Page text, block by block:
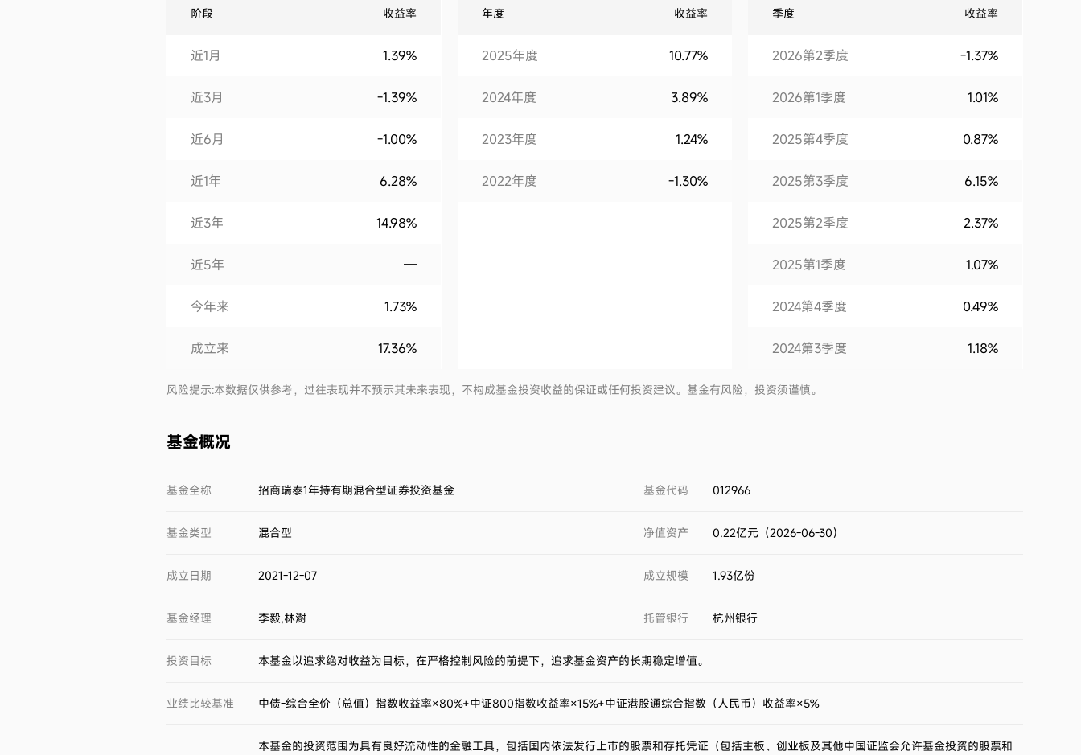
阶段 收益率
近1月 1.39%
近3月 -1.39%
近6月 -1.00%
近1年 6.28%
近3年 14.98%
近5年 —
今年来 1.73%
成立来 17.36%
年度 收益率
2025年度 10.77%
2024年度 3.89%
2023年度 1.24%
2022年度 -1.30%
季度 收益率
2026第2季度 -1.37%
2026第1季度 1.01%
2025第4季度 0.87%
2025第3季度 6.15%
2025第2季度 2.37%
2025第1季度 1.07%
2024第4季度 0.49%
2024第3季度 1.18%
2024第2季度
风险提示:本数据仅供参考，过往表现并不预示其未来表现，不构成基金投资收益的保证或任何投资建议。基金有风险，投资须谨慎。
基金概况
基金全称 招商瑞泰1年持有期混合型证券投资基金 基金代码 012966
基金类型 混合型 净值资产 0.22亿元（2026-06-30）
成立日期 2021-12-07 成立规模 1.93亿份
基金经理 李毅,林澍 托管银行 杭州银行
投资目标 本基金以追求绝对收益为目标，在严格控制风险的前提下，追求基金资产的长期稳定增值。
业绩比较基准 中债-综合全价（总值）指数收益率×80%+中证800指数收益率×15%+中证港股通综合指数（人民币）收益率×5%
本基金的投资范围为具有良好流动性的金融工具，包括国内依法发行上市的股票和存托凭证（包括主板、创业板及其他中国证监会允许基金投资的股票和